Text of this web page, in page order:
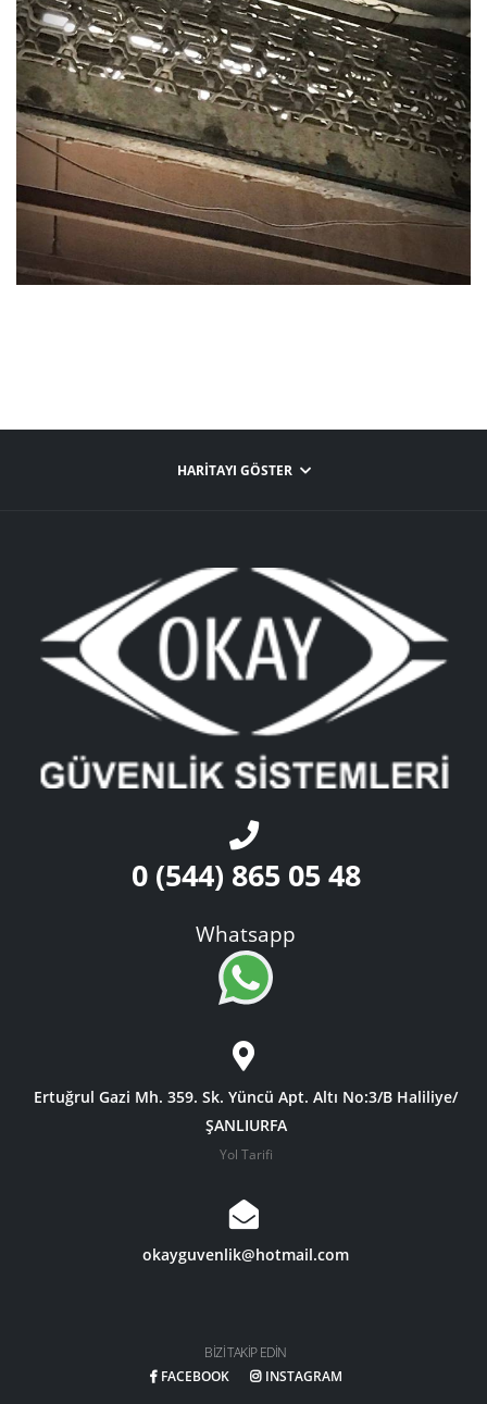
HARITAYI GÖSTER
0 (544) 865 05 48
Whatsapp
Ertuğrul Gazi Mh. 359. Sk. Yüncü Apt. Altı No:3/B Haliliye/
ŞANLIURFA
Yol Tarifi
okayguvenlik@hotmail.com
BIZI TAKIP EDIN
FACEBOOK
INSTAGRAM